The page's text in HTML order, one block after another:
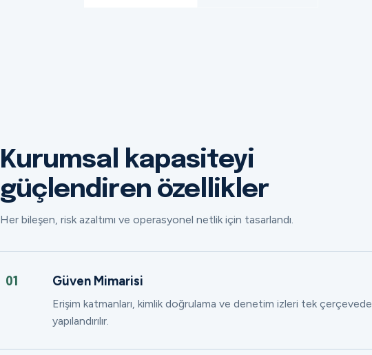
Kurumsal kapasiteyi
güçlendiren özellikler
Her bileşen, risk azaltımı ve operasyonel netlik için tasarlandı.
01 Güven Mimarisi
Erişim katmanları, kimlik doğrulama ve denetim izleri tek çerçevede
yapılandırılır.